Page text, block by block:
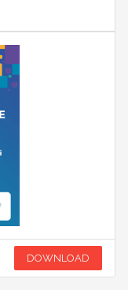
DOWNLOAD